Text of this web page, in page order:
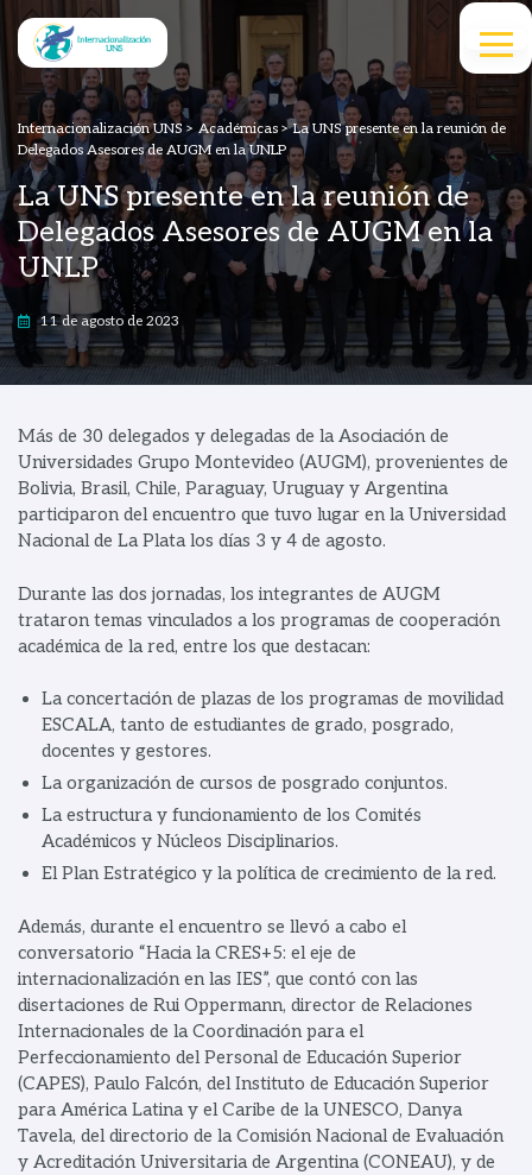
Internacionalización UNS >Académicas >La UNS presente en la reunión de
Delegados Asesores de AUGM en la UNLP
La UNS presente en la reunión de
Delegados Asesores de AUGM en la
UNLP
11 de agosto de 2023
Más de 30 delegados y delegadas de la Asociación de
Universidades Grupo Montevideo (AUGM), provenientes de
Bolivia, Brasil, Chile, Paraguay, Uruguay y Argentina
participaron del encuentro que tuvo lugar en la Universidad
Nacional de La Plata los días 3 y 4 de agosto.
Durante las dos jornadas, los integrantes de AUGM
trataron temas vinculados a los programas de cooperación
académica de la red, entre los que destacan:
La concertación de plazas de los programas de movilidad
ESCALA, tanto de estudiantes de grado, posgrado,
docentes y gestores.
La organización de cursos de posgrado conjuntos.
La estructura y funcionamiento de los Comités
Académicos y Núcleos Disciplinarios.
El Plan Estratégico y la política de crecimiento de la red.
Además, durante el encuentro se llevó a cabo el
conversatorio “Hacia la CRES+5: el eje de
internacionalización en las IES”, que contó con las
disertaciones de Rui Oppermann, director de Relaciones
Internacionales de la Coordinación para el
Perfeccionamiento del Personal de Educación Superior
(CAPES), Paulo Falcón, del Instituto de Educación Superior
para América Latina y el Caribe de la UNESCO, Danya
Tavela, del directorio de la Comisión Nacional de Evaluación
y Acreditación Universitaria de Argentina (CONEAU), y de